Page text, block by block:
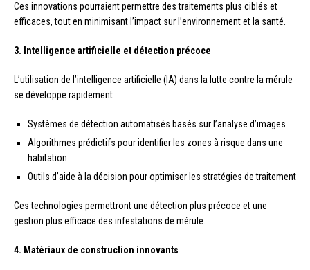
Ces innovations pourraient permettre des traitements plus ciblés et
efficaces, tout en minimisant l’impact sur l’environnement et la santé.
3. Intelligence artificielle et détection précoce
L’utilisation de l’intelligence artificielle (IA) dans la lutte contre la mérule
se développe rapidement :
Systèmes de détection automatisés basés sur l’analyse d’images
Algorithmes prédictifs pour identifier les zones à risque dans une
habitation
Outils d’aide à la décision pour optimiser les stratégies de traitement
Ces technologies permettront une détection plus précoce et une
gestion plus efficace des infestations de mérule.
4. Matériaux de construction innovants